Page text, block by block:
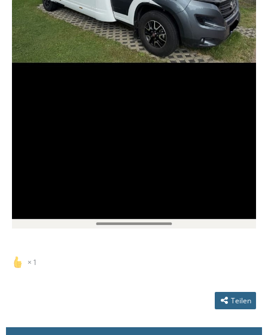
1
Teilen